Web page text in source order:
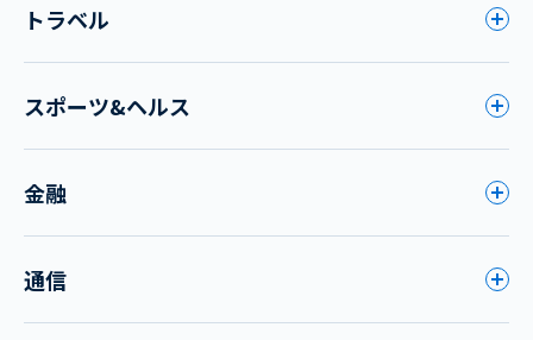
トラベル
スポーツ&ヘルス
金融
通信